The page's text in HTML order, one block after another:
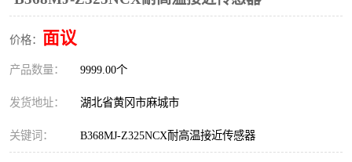
价格： 面议
产品数量： 9999.00个
发货地址： 湖北省黄冈市麻城市
关键词： B368MJ-Z325NCX耐高温接近传感器
速度传感器
微电脑超速开关